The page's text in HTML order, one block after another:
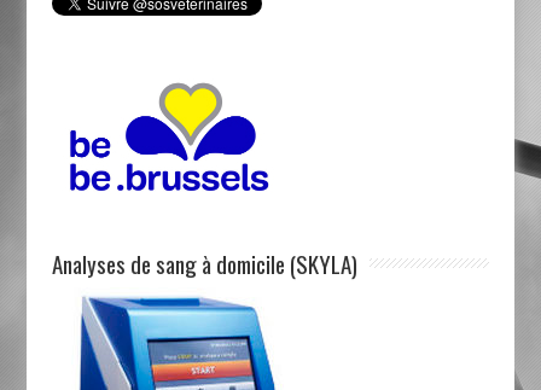
Analyses de sang à domicile (SKYLA)